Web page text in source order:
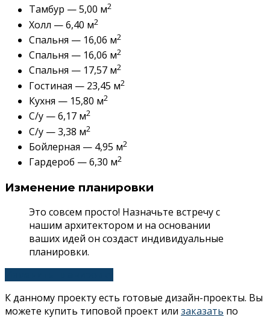
Тамбур — 5,00 м2
Холл — 6,40 м2
Спальня — 16,06 м2
Спальня — 16,06 м2
Спальня — 17,57 м2
Гостиная — 23,45 м2
Кухня — 15,80 м2
С/у — 6,17 м2
С/у — 3,38 м2
Бойлерная — 4,95 м2
Гардероб — 6,30 м2
Изменение планировки
Это совсем просто! Назначьте встречу с
нашим архитектором и на основании
ваших идей он создаст индивидуальные
планировки.
К данному проекту есть готовые дизайн-проекты. Вы
можете купить типовой проект или заказать по